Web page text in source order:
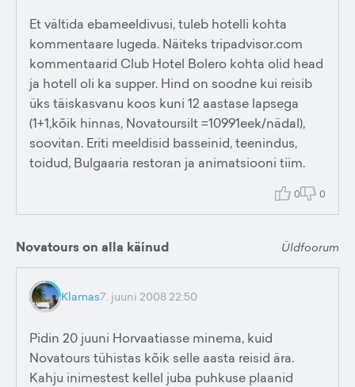
Et vältida ebameeldivusi, tuleb hotelli kohta
kommentaare lugeda. Näiteks tripadvisor.com
kommentaarid Club Hotel Bolero kohta olid head
ja hotell oli ka supper. Hind on soodne kui reisib
üks täiskasvanu koos kuni 12 aastase lapsega
(1+1,kõik hinnas, Novatoursilt =10991eek/nädal),
soovitan. Eriti meeldisid basseinid, teenindus,
toidud, Bulgaaria restoran ja animatsiooni tiim.
0 0
Novatours on alla käinud Üldfoorum
Klamas7. juuni 2008 22:50
Pidin 20 juuni Horvaatiasse minema, kuid
Novatours tühistas kõik selle aasta reisid ära.
Kahju inimestest kellel juba puhkuse plaanid